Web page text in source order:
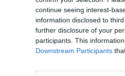
continue seeing interest-
information disclosed to
further disclosure of your
participants. This
Downstream Participants